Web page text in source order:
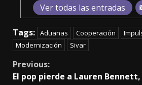
Ver todas las entradas
Tags: Aduanas Cooperación
Modernización
Sivar
Continue
Previous:
El pop pierde a Lauren